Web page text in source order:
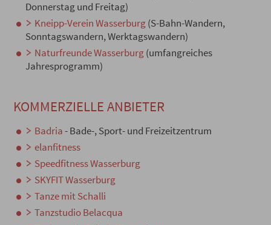
Donnerstag und Freitag)
Kneipp-Verein Wasserburg(S-Bahn-Wandern,
Sonntagswandern, Werktagswandern)
Naturfreunde Wasserburg(umfangreiches
Jahresprogramm)
KOMMERZIELLE ANBIETER
Badria- Bade-, Sport- und Freizeitzentrum
elanfitness
Speedfitness Wasserburg
SKYFIT Wasserburg
Tanze mit Schalli
Tanzstudio Belacqua